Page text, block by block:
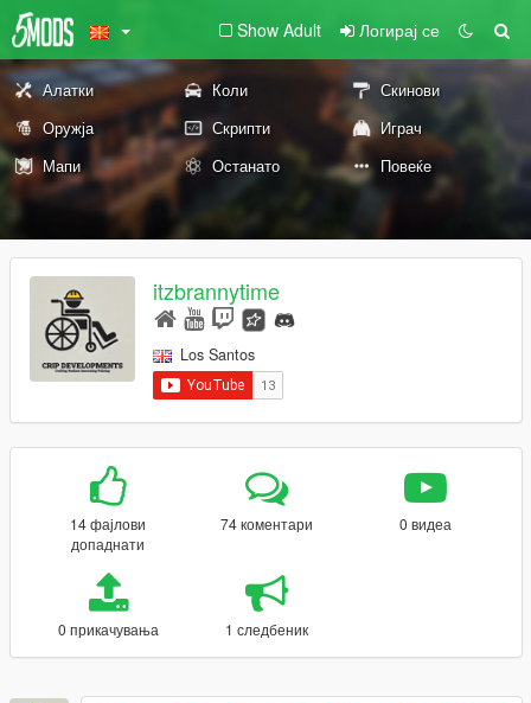
Show Adult Логирај се
Алатки Коли
Скинови
Оружја
Скрипти
Играч
Мапи
Останато Повеќе
itzbrannytime
Los Santos
14 фајлови
допаднати
74 коментари 0 видеа
0 прикачувања 1 следбеник